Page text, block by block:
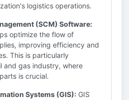
logistics operations.
(SCM) Software:
optimize the flow of
improving efficiency and
This is particularly
and gas industry, where
is crucial.
Systems (GIS): GIS